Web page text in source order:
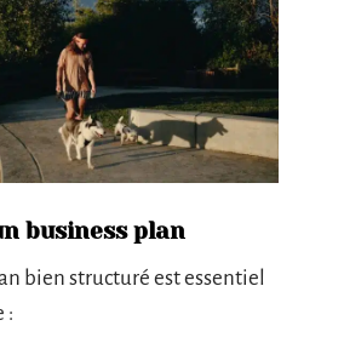
business plan
bien structuré est essentiel
: